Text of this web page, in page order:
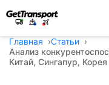
Главная
Статьи
Анализ
Китай, Сингапур,